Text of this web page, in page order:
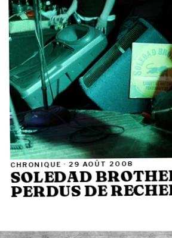
CHRONIQUE ·29 AOÛT 2008
SOLEDAD
PERDUS DE